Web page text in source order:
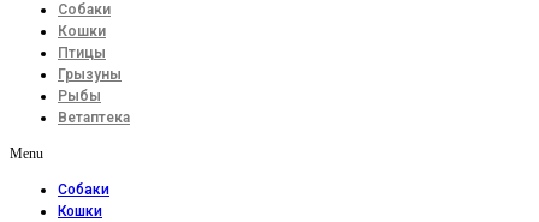
Собаки
Кошки
Птицы
Грызуны
Рыбы
Ветаптека
Menu
Собаки
Кошки